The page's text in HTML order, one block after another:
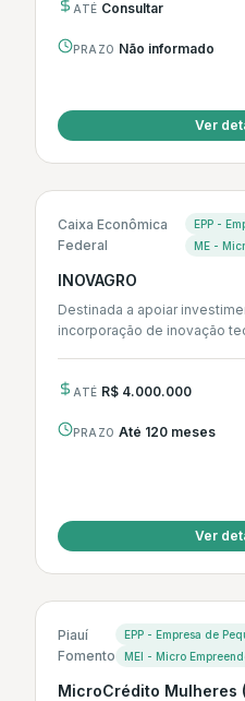
ATÉ Consultar
PRAZO Não informado
Ver
Caixa Econômica
Federal
EPP -
ME -
INOVAGRO
Destinada a apoiar
incorporação de inovação
ATÉ R$ 4.000.000
PRAZO Até 120 meses
Ver
Piauí
Fomento
EPP - Empresa de
MEI - Micro
MicroCrédito Mulheres